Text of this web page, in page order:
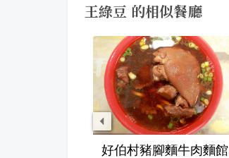
王綠豆 的相似餐廳
好伯村豬腳麵牛肉麵館